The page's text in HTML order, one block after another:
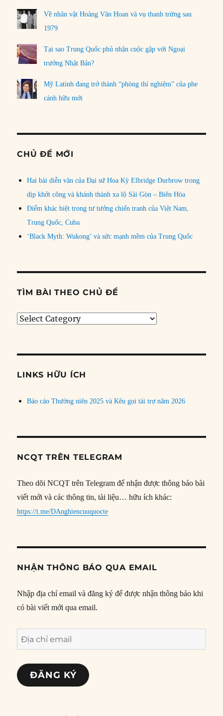
Về nhân vật Hoàng Văn Hoan và vụ thanh trừng sau
1979
Tại sao Trung Quốc phủ nhận cuộc gặp với Ngoại
trưởng Nhật Bản?
Mỹ Latinh đang trở thành “phòng thí nghiệm” của phe
cánh hữu mới
CHỦ ĐỀ MỚI
Hai bài diễn văn của Đại sứ Hoa Kỳ Elbridge Durbrow trong
dịp khởi công và khánh thành xa lộ Sài Gòn – Biên Hòa
Điểm khác biệt trong tư tưởng chiến tranh của Việt Nam,
Trung Quốc, Cuba
‘Black Myth: Wukong’ và sức mạnh mềm của Trung Quốc
TÌM BÀI THEO CHỦ ĐỀ
Tìm
đề
LINKS HỮU ÍCH
Báo cáo Thường niên 2025 và Kêu gọi tài trợ năm 2026
NCQT TRÊN TELEGRAM
Theo dõi NCQT trên Telegram để nhận được thông báo bài
viết mới và các thông tin, tài liệu… hữu ích khác:
https://t.me/DAnghiencuuquocte
NHẬN THÔNG BÁO QUA EMAIL
Nhập địa chỉ email và đăng ký để được nhận thông báo khi
có bài viết mới qua email.
Địa
chỉ
email
ĐĂNG KÝ